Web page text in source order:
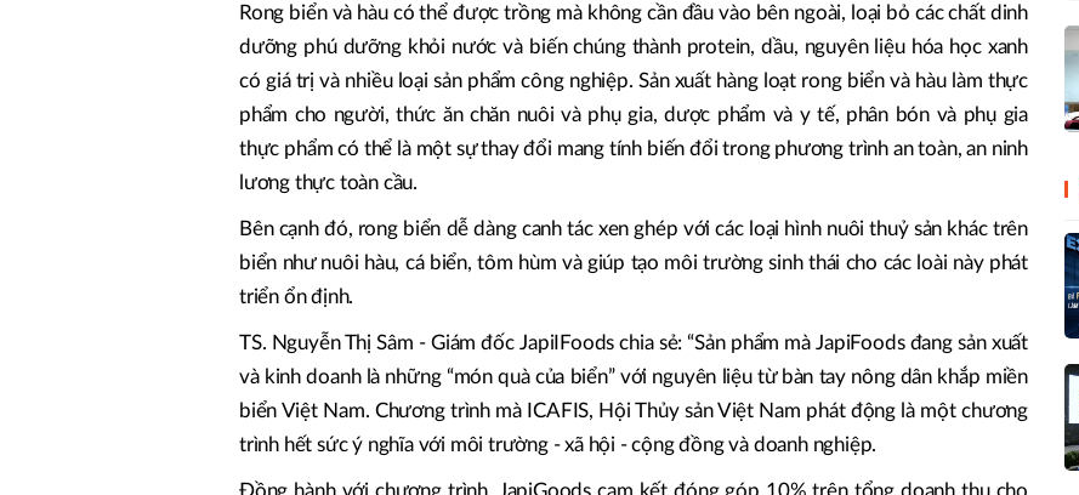
Rong biển và hàu có thể được trồng mà không cần đầu vào bên ngoài, loại bỏ các chất dinh
dưỡng phú dưỡng khỏi nước và biến chúng thành protein, dầu, nguyên liệu hóa học xanh
có giá trị và nhiều loại sản phẩm công nghiệp. Sản xuất hàng loạt rong biển và hàu làm thực
phẩm cho người, thức ăn chăn nuôi và phụ gia, dược phẩm và y tế, phân bón và phụ gia
thực phẩm có thể là một sự thay đổi mang tính biến đổi trong phương trình an toàn, an ninh
lương thực toàn cầu.
Bên cạnh đó, rong biển dễ dàng canh tác xen ghép với các loại hình nuôi thuỷ sản khác trên
biển như nuôi hàu, cá biển, tôm hùm và giúp tạo môi trường sinh thái cho các loài này phát
triển ổn định.
TS. Nguyễn Thị Sâm - Giám đốc JapiIFoods chia sẻ: “Sản phẩm mà JapiFoods đang sản xuất
và kinh doanh là những “món quà của biển” với nguyên liệu từ bàn tay nông dân khắp miền
biển Việt Nam. Chương trình mà ICAFIS, Hội Thủy sản Việt Nam phát động là một chương
trình hết sức ý nghĩa với môi trường - xã hội - cộng đồng và doanh nghiệp.
Đồng hành với chương trình, JapiGoods cam kết đóng góp 10% trên tổng doanh thu cho